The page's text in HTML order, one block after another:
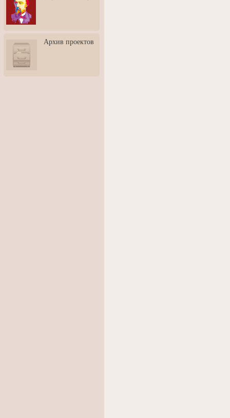
3: Обусловленности
человека и их влияние на
карьеру
скульптором Дмитрием
Тугариновым
АртБульвар в День города
Архив проектов